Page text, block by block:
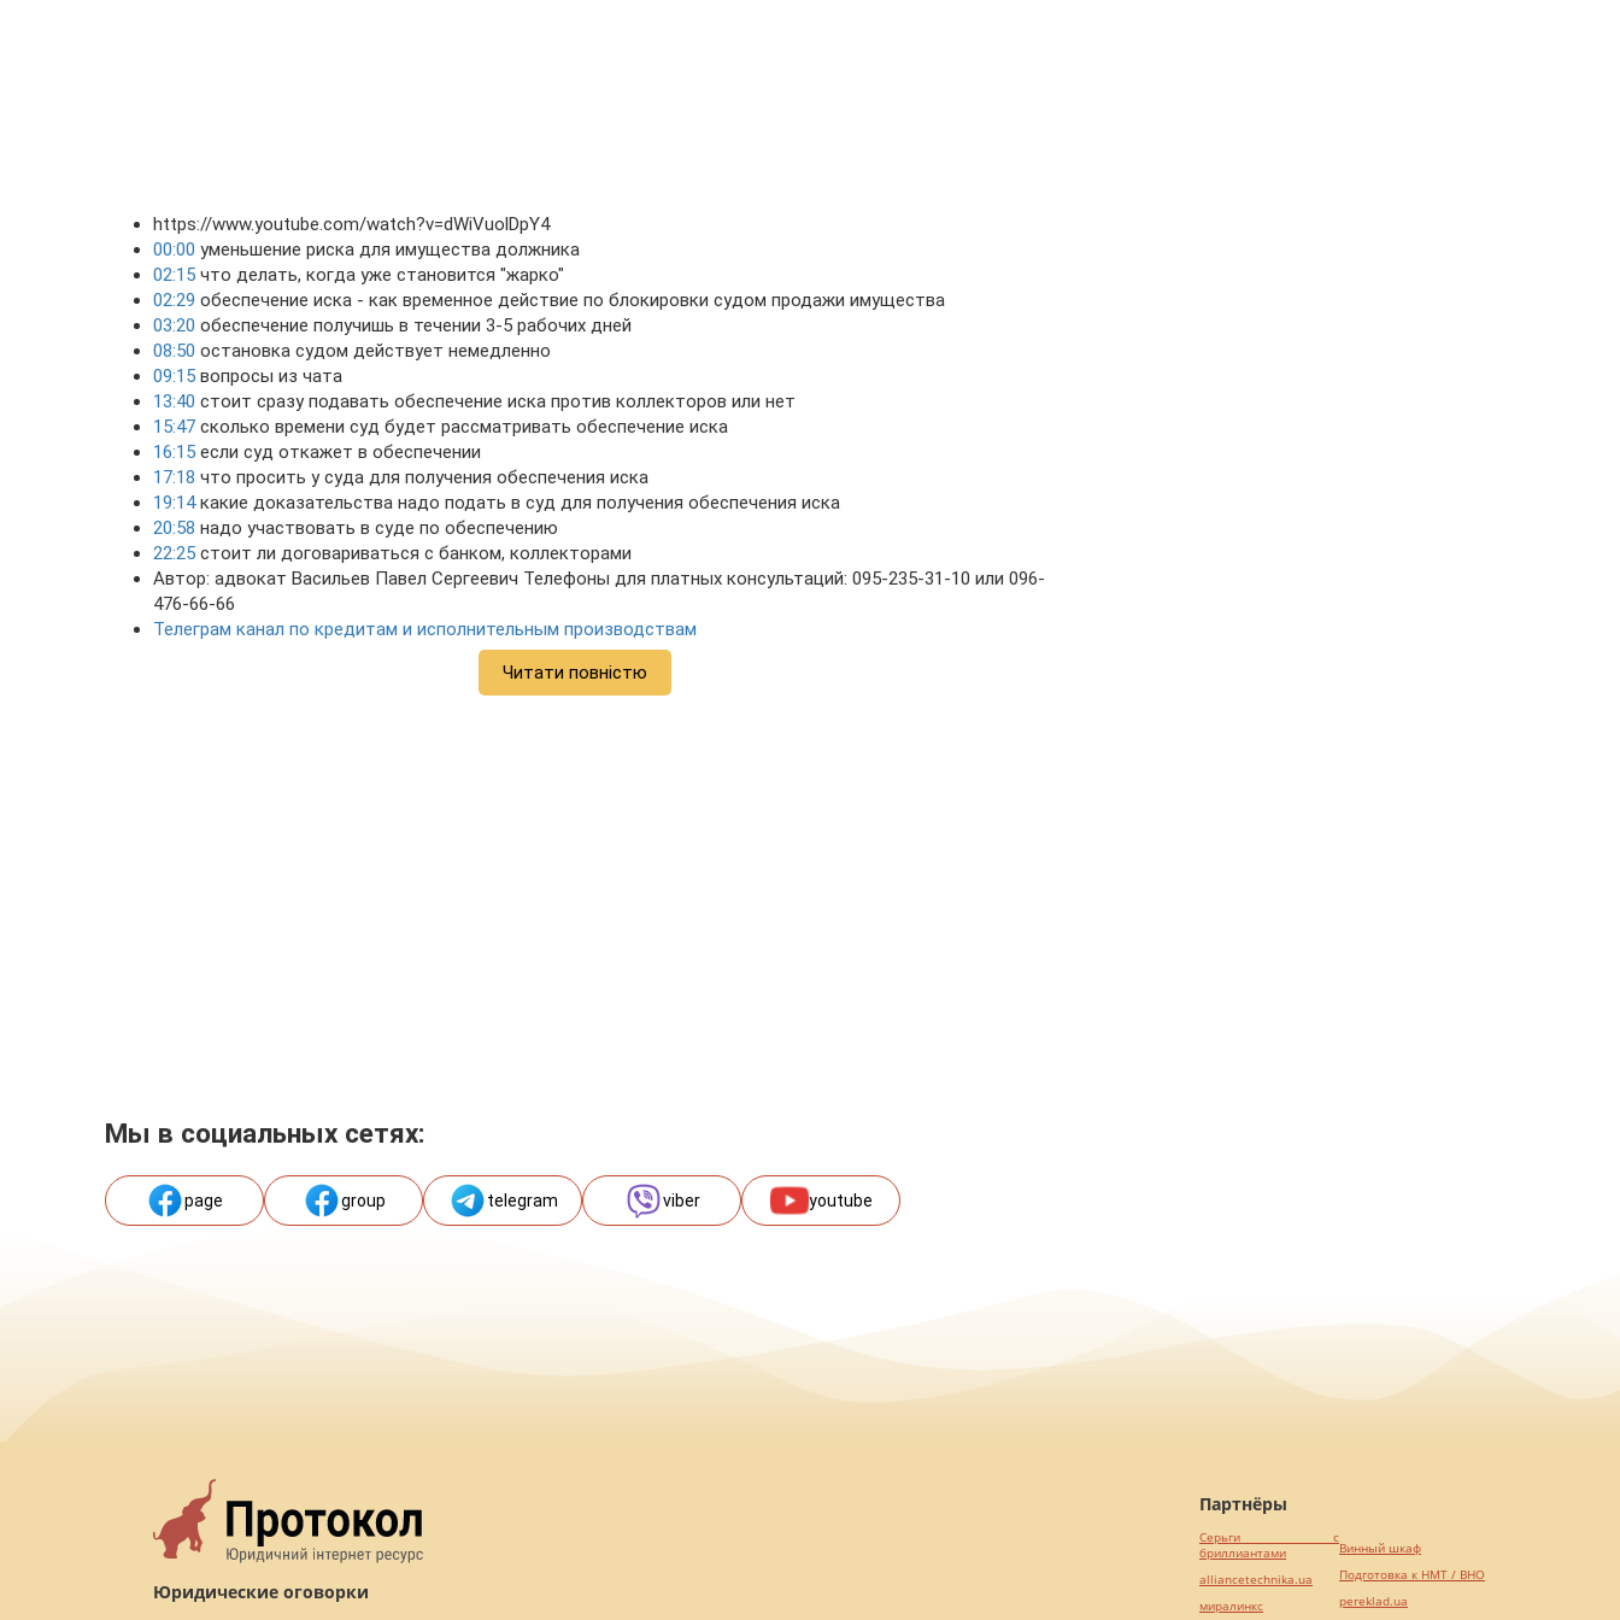
https://www.youtube.com/watch?v=dWiVuolDpY4
00:00 уменьшение риска для имущества должника
02:15 что делать, когда уже становится "жарко"
02:29 обеспечение иска - как временное действие по блокировки судом продажи имущества
03:20 обеспечение получишь в течении 3-5 рабочих дней
08:50 остановка судом действует немедленно
09:15 вопросы из чата
13:40 стоит сразу подавать обеспечение иска против коллекторов или нет
15:47 сколько времени суд будет рассматривать обеспечение иска
16:15 если суд откажет в обеспечении
17:18 что просить у суда для получения обеспечения иска
19:14какие доказательства надо подать в суд для получения обеспечения иска
20:58 надо участвовать в суде по обеспечению
22:25 стоит ли договариваться с банком, коллекторами
Автор: адвокат Васильев Павел Сергеевич Телефоны для платных консультаций: 095-235-31-10 или 096-
476-66-66
Телеграм канал по кредитам и исполнительным производствам
Читати повністю
Мы в социальных сетях:
page group telegram viber youtube
Юридические оговорки
Партнёры
Серьги с
бриллиантами
alliancetechnika.ua
миралинкс
Винный шкаф
Подготовка к НМТ / ВНО
pereklad.ua